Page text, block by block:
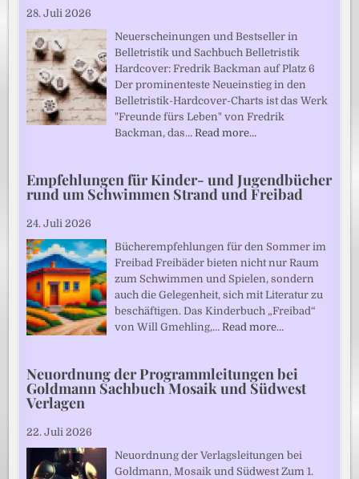
28. Juli 2026
Neuerscheinungen und Bestseller in
Belletristik und Sachbuch Belletristik
Hardcover: Fredrik Backman auf Platz 6
Der prominenteste Neueinstieg in den
Belletristik-Hardcover-Charts ist das Werk
"Freunde fürs Leben" von Fredrik
Backman, das…Read more…
Empfehlungen für Kinder- und Jugendbücher
rund um Schwimmen Strand und Freibad
24. Juli 2026
Bücherempfehlungen für den Sommer im
Freibad Freibäder bieten nicht nur Raum
zum Schwimmen und Spielen, sondern
auch die Gelegenheit, sich mit Literatur zu
beschäftigen. Das Kinderbuch „Freibad“
von Will Gmehling,…Read more…
Neuordnung der Programmleitungen bei
Goldmann Sachbuch Mosaik und Südwest
Verlagen
22. Juli 2026
Neuordnung der Verlagsleitungen bei
Goldmann, Mosaik und Südwest Zum 1.